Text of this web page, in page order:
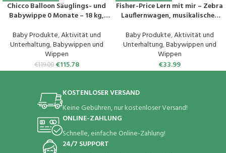
Chicco Balloon Säuglings- und
Babywippe 0 Monate – 18 kg,
Verstellbare Rückenlehne,
Kompakter Verschluss,
Vibration, Interaktives
Elektronisches Spielzeug, Lichter
und Sound
Baby Produkte,Aktivität und
Unterhaltung,Babywippen und
Wippen
€119.00 €115.78
Fisher-Price Lern mit mir – Zebra
Lauflernwagen, musikalisches
mit Lerninhalten, ab 6 Monaten,
Version: Englisch Reduzierte
Verpackung, GXC31
Baby Produkte,Aktivität und
Unterhaltung,Babywippen und
Wippen
€33.99
KOSTENLOSER VERSAND
Keine Gebühren, nur kostenloser Versand!
ONLINE-ZAHLUNG
Schnelle, einfache Online-Zahlung!
24/7 SUPPORT